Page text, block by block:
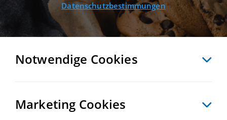
ZURÜCK MERKEN VERGLEICHEN EXPORT PDF
Datenschutzbestimmungen
Notwendige Cookies
Marketing Cookies